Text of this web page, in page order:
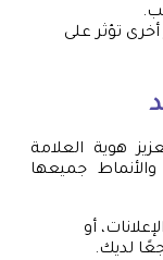
تؤثر على
هوية العلامة
جميعها
أو
لديك.